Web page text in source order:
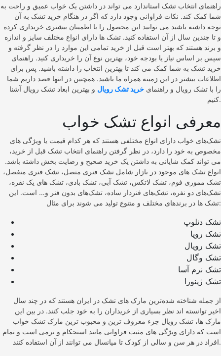
راهنمای انتخاب تشک استاندارد می‌ تواند در داشتن یک خواب عمیق و راحت به
شما کمک کند. نکات فراوانی وجود دارد که اگر در هنگام خرید تشک به آن
توجه داشته باشید می‌ توانید این محصول را با اطمینان بیشتری خریداری کرده
و تا چندین سال از آن استفاده کنید. تشک‌ ها دارای انواع مختلف سایز و اندازه
و برند هستند که بهتر است قبل از خرید تمامی این موارد را در نظر گرفته و
سپس بر اساس نیاز یا بودجه خود، بهترین نوع آن را خریداری کنید. راهنمای
خرید تشک به شما کمک می کند تا بهترین انتخاب را داشته باشید. پس برای
اطلاعات بیشتر در این زمینه همراه ما باشید. همچنین در انتها قصد داریم شما
را با تشک رویال و راهنمای خرید تشک رویال و بهترین ابعاد تشک رویال آشنا
کنیم.
معرفی انواع تشک خواب
تشک‌های خواب دارای انواع مختلفی هستند که هر کدام قیمت یا ویژگی‌ های
مخصوص به خود را دارد، در نظر گرفتن راهنمای انتخاب تشک قبل از خرید،
می‌ تواند کمک شایانی به داشتن یک خرید صحیح و رضایت بخش داشته باشد.
انواع تشک‌ های موجود در بازار شامل تشک فنری متصل، تشک فنری منفصل،
تشک مموری فوم، تشک لاتکس، تشک آبی، تشک بادی، تشک‌ های یک نفره،
تشک‌های دو نفره، تشک‌های فنردار ساده، تشک‌های بدون فنر و… است. این
تشک‌ ها در برندهای مختلف و متنوع تولید می‌ شوند برای مثال:
تشک دنلوپ
تشک رویا
تشک رویال
تشک وگال
تشک نرم آسا
تشک ژینورا
از جمله شناخته شده‌ترین مارک‌ های تشک در ایران هستند که در چند سال
اخیر توانسته اند نظر بسیاری از خریداران را به خود جلب کنند. در بین این
مارک‌ ها، تشک رویال جزء معروف‌ ترین و محبوب‌ ترین مارک تشک خواب
است که دارای ویژگی‌ های مثبت فراوانی مانند استحکام و نرمی است و تمام
افراد در هر سن و سالی از کودک تا میانسال می‌ توانند از آن استفاده کنند.